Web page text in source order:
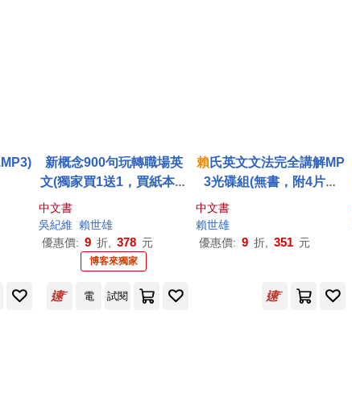
新概念900句玩轉職場英
文(獨家買1送1，買紙本書
中文書
吳紀維 賴世雄
優惠價: 9 折, 378 元
博客來獨家
賴 氏英文文法完全講解MP
3光碟組(無書，附4片光
中文書
賴世雄
優惠價: 9 折, 351 元
電 試閱